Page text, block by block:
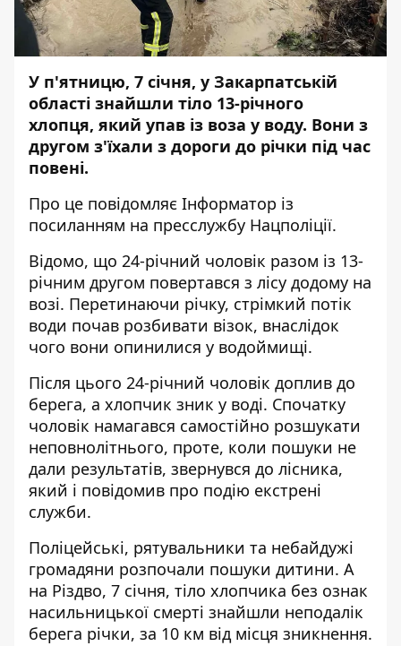
У п'ятницю, 7 січня, у Закарпатській
області знайшли тіло 13-річного
хлопця, який упав із воза у воду. Вони з
другом з'їхали з дороги до річки під час
повені.
Про це повідомляє Інформатор із
посиланням на пресслужбу Нацполіції.
Відомо, що 24-річний чоловік разом із 13-
річним другом повертався з лісу додому на
возі. Перетинаючи річку, стрімкий потік
води почав розбивати візок, внаслідок
чого вони опинилися у водоймищі.
Після цього 24-річний чоловік доплив до
берега, а хлопчик зник у воді. Спочатку
чоловік намагався самостійно розшукати
неповнолітнього, проте, коли пошуки не
дали результатів, звернувся до лісника,
який і повідомив про подію екстрені
служби.
Поліцейські, рятувальники та небайдужі
громадяни розпочали пошуки дитини. А
на Різдво, 7 січня, тіло хлопчика без ознак
насильницької смерті знайшли неподалік
берега річки, за 10 км від місця зникнення.